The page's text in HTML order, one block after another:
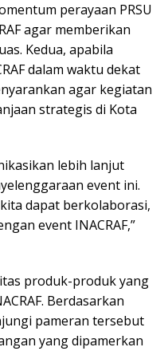
perayaan PRSU
agar memberikan
Kedua, apabila
dalam waktu dekat
agar kegiatan
strategis di Kota
lebih lanjut
event ini.
dapat berkolaborasi,
event INACRAF,”
produk-produk yang
Berdasarkan
pameran tersebut
yang dipamerkan